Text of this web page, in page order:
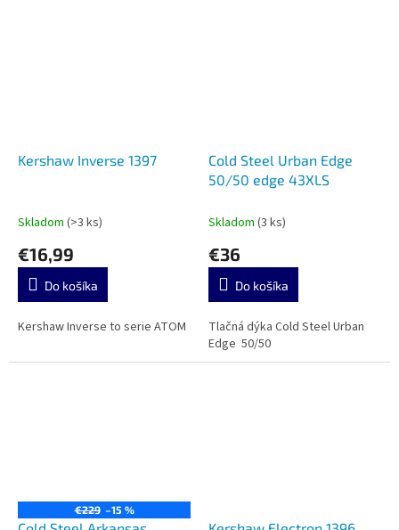
Kershaw Inverse 1397
Skladom (>3 ks)
€16,99
Do košíka
Kershaw Inverse to serie ATOM
Cold Steel Urban Edge
50/50 edge 43XLS
Skladom (3 ks)
€36
Do košíka
Tlačná dýka Cold Steel Urban
Edge 50/50
€229 –15 %